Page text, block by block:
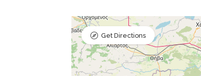
Get Directions